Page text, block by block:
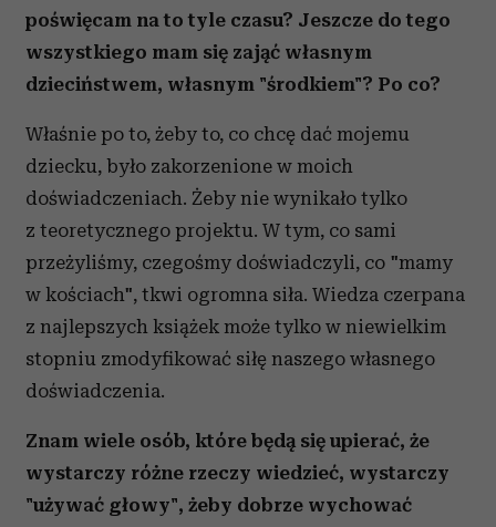
poświęcam na to tyle czasu? Jeszcze do tego
wszystkiego mam się zająć własnym
dzieciństwem, własnym "środkiem"? Po co?
Właśnie po to, żeby to, co chcę dać mojemu
dziecku, było zakorzenione w moich
doświadczeniach. Żeby nie wynikało tylko
z teoretycznego projektu. W tym, co sami
przeżyliśmy, czegośmy doświadczyli, co "mamy
w kościach", tkwi ogromna siła. Wiedza czerpana
z najlepszych książek może tylko w niewielkim
stopniu zmodyfikować siłę naszego własnego
doświadczenia.
Znam wiele osób, które będą się upierać, że
wystarczy różne rzeczy wiedzieć, wystarczy
"używać głowy", żeby dobrze wychować